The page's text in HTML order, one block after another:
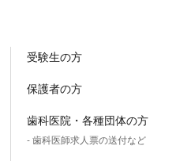
受験生の方
保護者の方
歯科医院・各種団体の方
- 歯科医師求人票の送付など